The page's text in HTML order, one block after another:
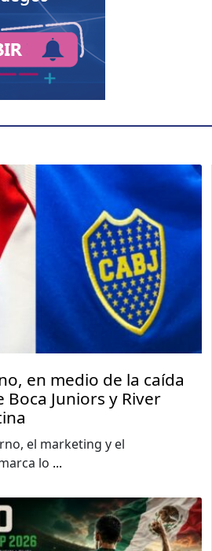
en medio de la caída
Boca Juniors y River
el marketing y el
lo ...